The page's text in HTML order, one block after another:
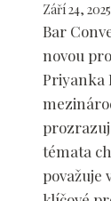
Září 24, 2025
Bar
novou
Priyanka
témata
považuje